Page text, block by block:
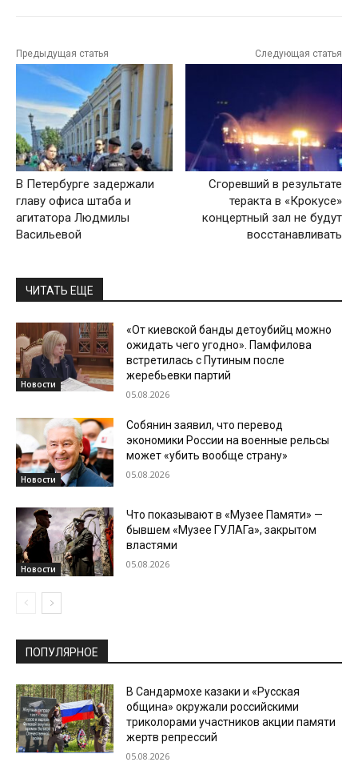
Предыдущая статья
В Петербурге задержали
главу офиса штаба и
агитатора Людмилы
Васильевой
Следующая статья
Сгоревший в результате
теракта в «Крокусе»
концертный зал не будут
восстанавливать
ЧИТАТЬ ЕЩЕ
Новости
«От киевской банды детоубийц можно
ожидать чего угодно». Памфилова
встретилась с Путиным после
жеребьевки партий
05.08.2026
Новости
Собянин заявил, что перевод
экономики России на военные рельсы
может «убить вообще страну»
05.08.2026
Новости
Что показывают в «Музее Памяти» —
бывшем «Музее ГУЛАГа», закрытом
властями
05.08.2026
ПОПУЛЯРНОЕ
В Сандармохе казаки и «Русская
община» окружали российскими
триколорами участников акции памяти
жертв репрессий
05.08.2026